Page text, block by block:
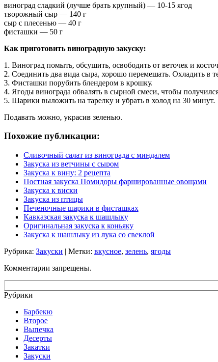
виноград сладкий (лучше брать крупный) — 10-15 ягод
творожный сыр — 140 г
сыр с плесенью — 40 г
фисташки — 50 г
Как приготовить виноградную закуску:
1. Виноград помыть, обсушить, освободить от веточек и
2. Соединить два вида сыра, хорошо перемешать. Охладить в
3. Фисташки порубить блендером в крошку.
4. Ягоды винограда обвалять в сырной смеси, чтобы
5. Шарики выложить на тарелку и убрать в холод на 30 минут.
Подавать можно, украсив зеленью.
Похожие публикации:
Сливочный салат из винограда с миндалем
Закуска из ветчины с сыром
Закуска к вину: 2 рецепта
Постная закуска Помидоры фаршированные овощами
Закуска к виски
Закуска из птицы
Печеночные шарики в фисташках
Кавказская закуска к шашлыку
Оригинальная закуска к коньяку
Закуска к шашлыку из лука со свеклой
Рубрика: Закуски | Метки: вкусное, зелень, ягоды
Комментарии запрещены.
Рубрики
Барбекю
Второе
Выпечка
Десерты
Закатки
Закуски